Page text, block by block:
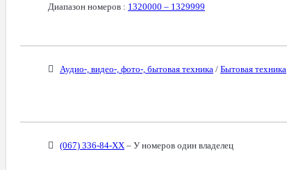
Диапазон номеров : 1320000 – 1329999
Аудио-, видео-, фото-, бытовая техника / Бытовая техника
(067) 336-84-XX – У номеров один владелец